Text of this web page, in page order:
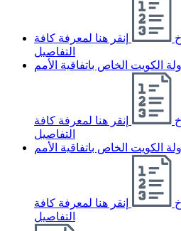
إنقر هنا لمعرفة كافة
التفاصيل
الكويت الخاص باتفاقية الأمم
إنقر هنا لمعرفة كافة
التفاصيل
الكويت الخاص باتفاقية الأمم
إنقر هنا لمعرفة كافة
التفاصيل